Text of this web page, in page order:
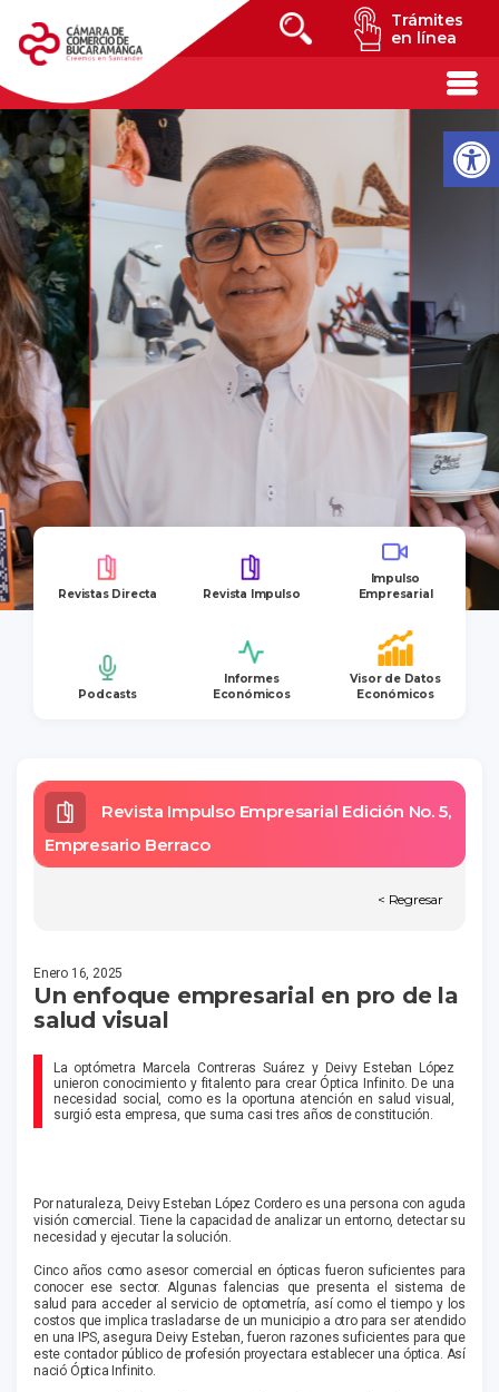
Trámites
en línea
Revistas Directa Revista Impulso
Impulso
Empresarial
Podcasts
Informes
Económicos
Visor de Datos
Económicos
Revista Impulso Empresarial Edición No. 5,
Empresario Berraco
< Regresar
Enero 16, 2025
Un enfoque empresarial en pro de la
salud visual
La optómetra Marcela Contreras Suárez y Deivy Esteban López
unieron conocimiento y fitalento para crear Óptica Infinito. De una
necesidad social, como es la oportuna aten­ción en salud visual,
surgió esta empresa, que suma casi tres años de constitución.
Por naturaleza, Deivy Esteban López Cordero es una persona con aguda
visión comercial. Tiene la capaci­dad de analizar un entorno, detectar su
necesidad y ejecutar la solución.
Cinco años como asesor comercial en ópticas fueron suficientes para
conocer ese sector. Algunas falencias que presenta el sistema de
salud para acceder al servicio de optometría, así como el tiempo y los
costos que implica trasladarse de un municipio a otro para ser atendido
en una IPS, asegura Deivy Esteban, fueron razones suficientes para que
este contador público de profesión proyectara establecer una óptica. Así
nació Óptica Infinito.